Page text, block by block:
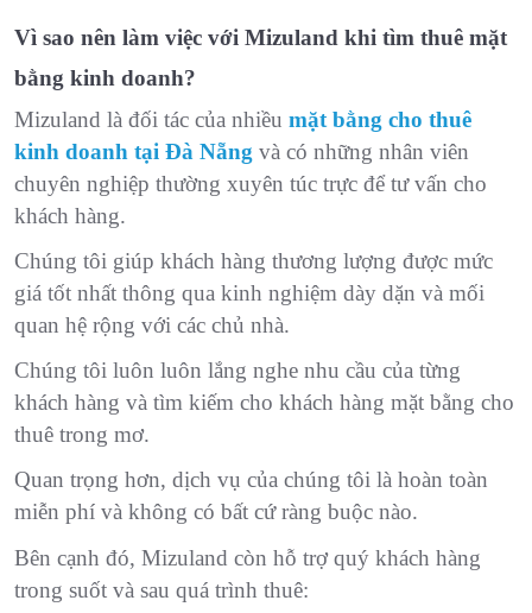
Vì sao nên làm việc với Mizuland khi tìm thuê mặt
bằng kinh doanh?
Mizuland là đối tác của nhiều mặt bằng cho thuê
kinh doanh tại Đà Nẵng và có những nhân viên
chuyên nghiệp thường xuyên túc trực để tư vấn cho
khách hàng.
Chúng tôi giúp khách hàng thương lượng được mức
giá tốt nhất thông qua kinh nghiệm dày dặn và mối
quan hệ rộng với các chủ nhà.
Chúng tôi luôn luôn lắng nghe nhu cầu của từng
khách hàng và tìm kiếm cho khách hàng mặt bằng cho
thuê trong mơ.
Quan trọng hơn, dịch vụ của chúng tôi là hoàn toàn
miễn phí và không có bất cứ ràng buộc nào.
Bên cạnh đó, Mizuland còn hỗ trợ quý khách hàng
trong suốt và sau quá trình thuê: